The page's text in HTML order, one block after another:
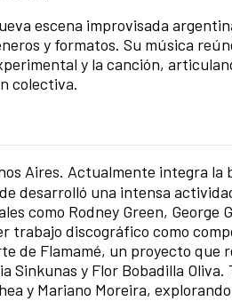
escena improvisada
y formatos. Su música
y la canción,
colectiva.
Aires. Actualmente integra la
desarrolló una intensa
como Rodney Green, George
trabajo discográfico como
de Flamamé, un proyecto que
Sinkunas y Flor Bobadilla Oliva.
y Mariano Moreira,